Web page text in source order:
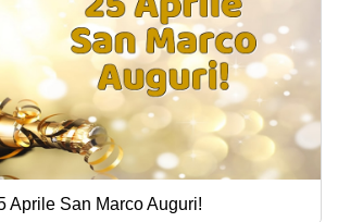
Aprile San Marco Auguri!